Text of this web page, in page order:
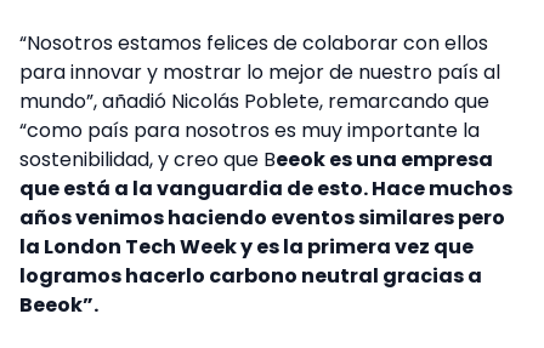
“Nosotros estamos felices de colaborar con ellos
para innovar y mostrar lo mejor de nuestro país al
mundo”, añadió Nicolás Poblete, remarcando que
“como país para nosotros es muy importante la
sostenibilidad, y creo que Beeok es una empresa
que está a la vanguardia de esto. Hace muchos
años venimos haciendo eventos similares pero
la London Tech Week y es la primera vez que
logramos hacerlo carbono neutral gracias a
Beeok”.